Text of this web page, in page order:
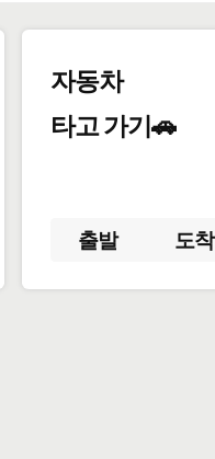
자동차
타고 가기🚗
출발 도착